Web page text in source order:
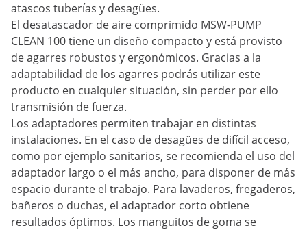
atascos tuberías y desagües.
El desatascador de aire comprimido MSW-PUMP
CLEAN 100 tiene un diseño compacto y está provisto
de agarres robustos y ergonómicos. Gracias a la
adaptabilidad de los agarres podrás utilizar este
producto en cualquier situación, sin perder por ello
transmisión de fuerza.
Los adaptadores permiten trabajar en distintas
instalaciones. En el caso de desagües de difícil acceso,
como por ejemplo sanitarios, se recomienda el uso del
adaptador largo o el más ancho, para disponer de más
espacio durante el trabajo. Para lavaderos, fregaderos,
bañeros o duchas, el adaptador corto obtiene
resultados óptimos. Los manguitos de goma se